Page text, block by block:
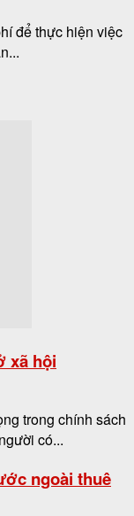
để thực hiện việc
xã hội
trong chính sách
có...
ngoài thuê